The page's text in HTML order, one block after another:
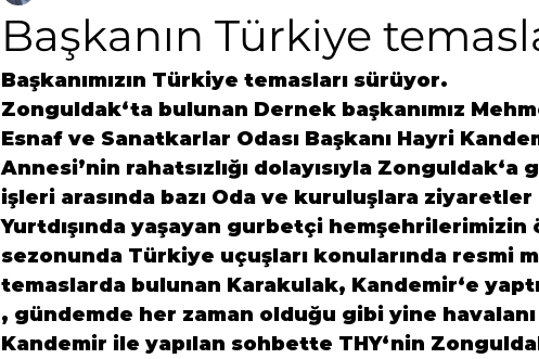
Başkanın Türkiye
Başkanımızın Türkiye temasları sürüyor.
Zonguldak‘ta bulunan Dernek başkanımız
Esnaf ve Sanatkarlar Odası Başkanı Hayri
Annesi’nin rahatsızlığı dolayısıyla Zonguldak‘a
işleri arasında bazı Oda ve kuruluşlara
Yurtdışında yaşayan gurbetçi hemşehrilerimizin
sezonunda Türkiye uçuşları konularında resmi
temaslarda bulunan Karakulak, Kandemir‘e
, gündemde her zaman olduğu gibi yine havalanı
Kandemir ile yapılan sohbette THY‘nin